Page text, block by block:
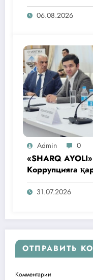
06.08.2026
Admin 0
«SHARQ
Коррупцияга
агентлигидаги
ташаббусларини
31.07.2026
ОТПРАВИТЬ
Комментарии